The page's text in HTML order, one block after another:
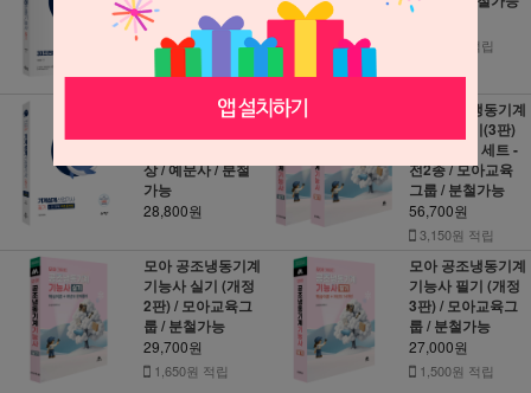
분철가능
23,400원
1,300원 적립
4,250원 적립
2027 go來 기계설
상 / 예문사 / 분철
가능
28,800원
모아 공조냉동기계
기능사 필기(3판)
+실기(2판) 세트 -
전2종 / 모아교육
그룹 / 분철가능
56,700원
3,150원 적립
모아 공조냉동기계
기능사 실기 (개정
2판) / 모아교육그
룹 / 분철가능
29,700원
1,650원 적립
모아 공조냉동기계
기능사 필기 (개정
3판) / 모아교육그
룹 / 분철가능
27,000원
1,500원 적립